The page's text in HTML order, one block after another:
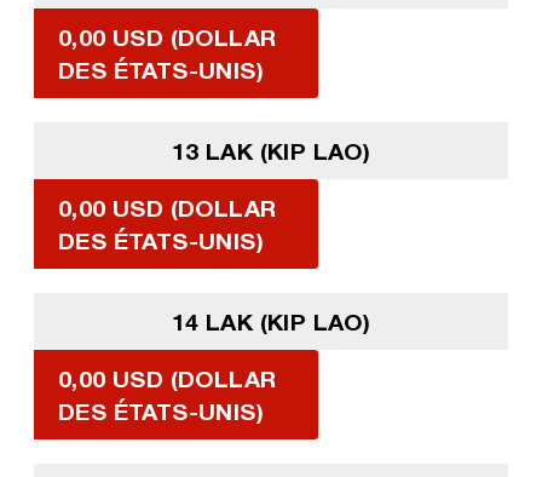
0,00 USD (DOLLAR
DES ÉTATS-UNIS)
13 LAK (KIP LAO)
0,00 USD (DOLLAR
DES ÉTATS-UNIS)
14 LAK (KIP LAO)
0,00 USD (DOLLAR
DES ÉTATS-UNIS)